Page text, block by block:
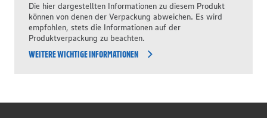
Die hier dargestellten Informationen zu diesem Produkt
können von denen der Verpackung abweichen. Es wird
empfohlen, stets die Informationen auf der
Produktverpackung zu beachten.
WEITERE WICHTIGE INFORMATIONEN